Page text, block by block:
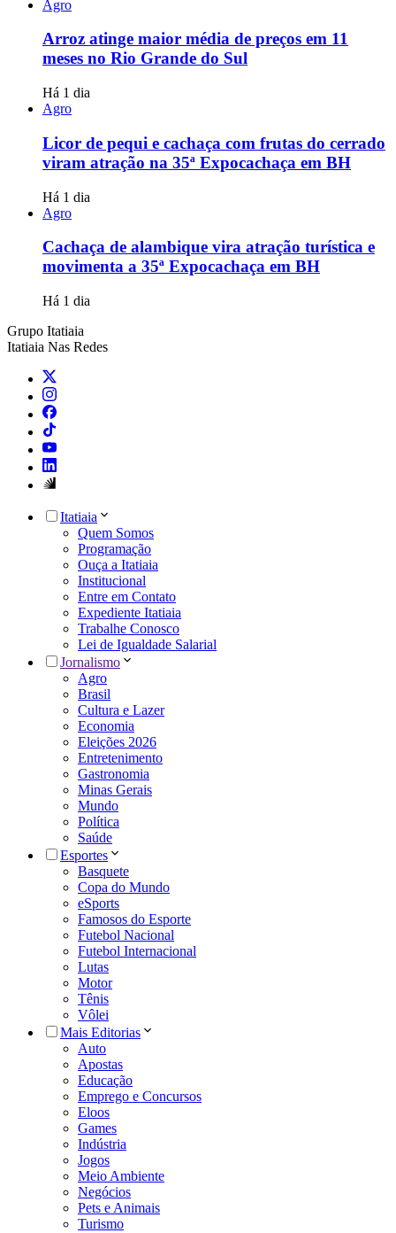
Agro
Arroz atinge maior média de preços em 11
meses no Rio Grande do Sul
Há 1 dia
Agro
Licor de pequi e cachaça com frutas do cerrado
viram atração na 35ª Expocachaça em BH
Há 1 dia
Agro
Cachaça de alambique vira atração turística e
movimenta a 35ª Expocachaça em BH
Há 1 dia
Grupo Itatiaia
Itatiaia Nas Redes
Itatiaia
Quem Somos
Programação
Ouça a Itatiaia
Institucional
Entre em Contato
Expediente Itatiaia
Trabalhe Conosco
Lei de Igualdade Salarial
Jornalismo
Agro
Brasil
Cultura e Lazer
Economia
Eleições 2026
Entretenimento
Gastronomia
Minas Gerais
Mundo
Política
Saúde
Esportes
Basquete
Copa do Mundo
eSports
Famosos do Esporte
Futebol Nacional
Futebol Internacional
Lutas
Motor
Tênis
Vôlei
Mais Editorias
Auto
Apostas
Educação
Emprego e Concursos
Eloos
Games
Indústria
Jogos
Meio Ambiente
Negócios
Pets e Animais
Turismo